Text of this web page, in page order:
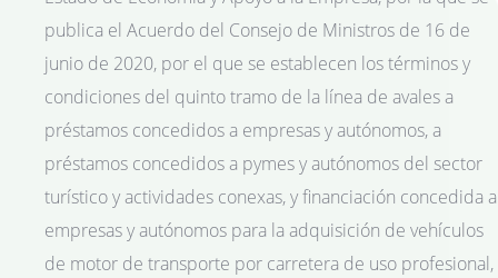
publica el Acuerdo del Consejo de Ministros de 16 de
junio de 2020, por el que se establecen los términos y
condiciones del quinto tramo de la línea de avales a
préstamos concedidos a empresas y autónomos, a
préstamos concedidos a pymes y autónomos del sector
turístico y actividades conexas, y financiación concedida a
empresas y autónomos para la adquisición de vehículos
de motor de transporte por carretera de uso profesional,